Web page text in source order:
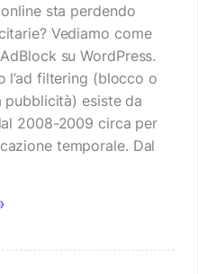
sta perdendo
Vediamo come
su WordPress.
l’ad filtering (blocco o
esiste da
2008-2009 circa per
temporale. Dal